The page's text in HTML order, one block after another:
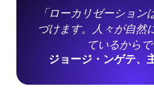
「ローカリゼーション
づけます。人々が自然
ているからで
ジョージ・ンゲテ、